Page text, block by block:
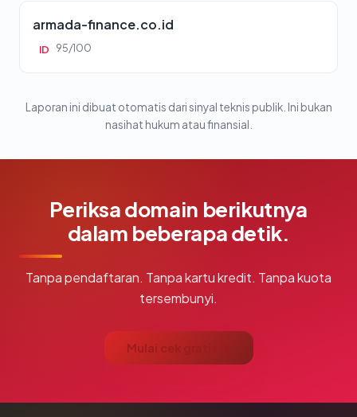
armada-finance.co.id
ID 95/100
Laporan ini dibuat otomatis dari sinyal teknis publik. Ini bukan
nasihat hukum atau finansial.
Periksa domain berikutnya
dalam beberapa detik.
Tanpa pendaftaran. Tanpa kartu kredit. Tanpa kuota
tersembunyi.
Mulai cek gratis →